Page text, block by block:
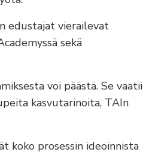
edustajat vierailevat
sekä
voi päästä. Se vaatii
kasvutarinoita, TAIn
koko prosessin ideoinnista